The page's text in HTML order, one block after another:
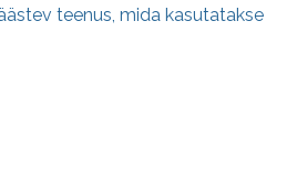
teenus, mida kasutatakse